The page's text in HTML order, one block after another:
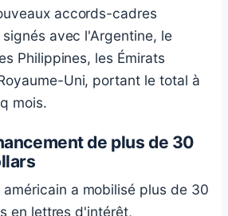
accords-cadres
avec l'Argentine, le
Philippines, les Émirats
Uni, portant le total à
mois.
de plus de 30
a mobilisé plus de 30
en lettres d'intérêt,